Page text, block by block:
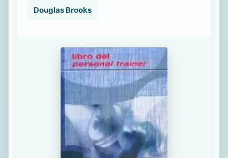
Douglas Brooks